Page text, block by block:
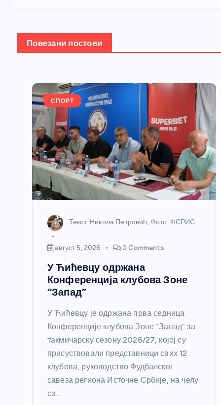
њПовезани постови
СПОРТ
Текст: Никола Петровић, Фото: ФСРИС
август 5, 2026 0 Comments
У Ћићевцу одржана
Конференција клубова Зоне
“Запад”
У Ћићевцу је одржана прва седница
Конференције клубова Зоне “Запад” за
такмичарску сезону 2026/27, којој су
присуствовали представници свих 12
клубова, руководство Фудбалског
савеза региона Источне Србије, на челу
са…